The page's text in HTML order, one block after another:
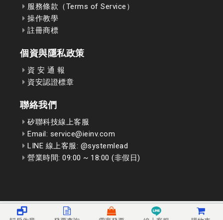
服務條款（Terms of Service）
操作教學
註冊商標
個資與隱私政策
資 安 通 報
資安認證標章
聯絡我們
矽聯科技線上客服
Email: service@ieinv.com
LINE 線上客服: @systemlead
營業時間: 09:00 ~ 18:00 (非假日)